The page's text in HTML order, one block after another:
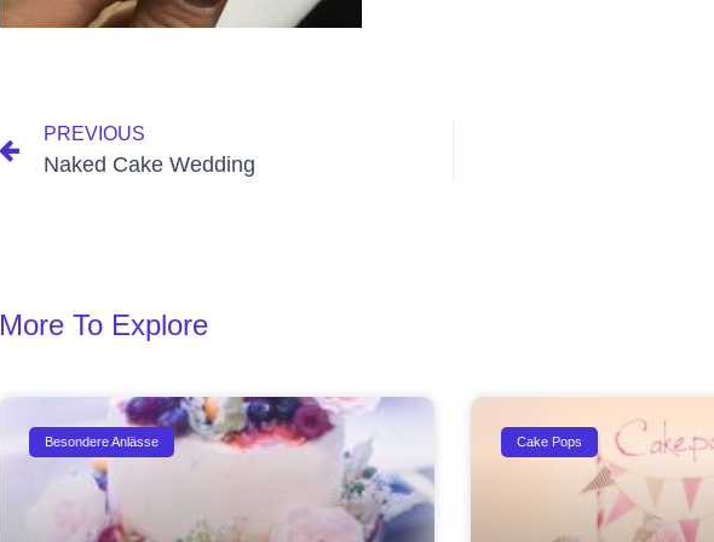
PREVIOUS
Naked Cake Wedding
More To Explore
Besondere Anlässe Cake Pops